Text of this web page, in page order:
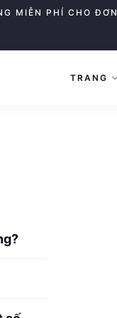
MIỄN PHÍ CHO
TRANG